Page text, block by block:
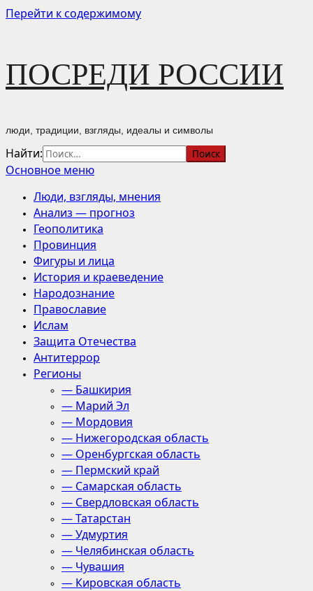
Перейти к содержимому
ПОСРЕДИ РОССИИ
люди, традиции, взгляды, идеалы и символы
Найти:
Основное меню
Люди, взгляды, мнения
Анализ — прогноз
Геополитика
Провинция
Фигуры и лица
История и краеведение
Народознание
Православие
Ислам
Защита Отечества
Антитеррор
Регионы
— Башкирия
— Марий Эл
— Мордовия
— Нижегородская область
— Оренбургская область
— Пермский край
— Самарская область
— Свердловская область
— Татарстан
— Удмуртия
— Челябинская область
— Чувашия
— Кировская область